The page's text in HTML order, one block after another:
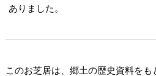
ありました。
このお芝居は、郷土の歴史資料を